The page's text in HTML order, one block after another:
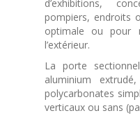
d’exhibitions,
pompiers, endroits
optimale ou pour
l’extérieur.
La porte
aluminium
polycarbonates
verticaux ou sans